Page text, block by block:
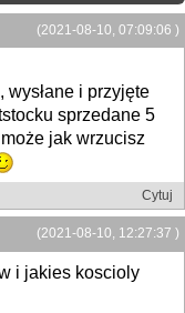
(2021-08-10, 07:09:06 )
i przyjęte
sprzedane 5
jak wrzucisz
Cytuj
(2021-08-10, 12:27:37 )
i jakies koscioly